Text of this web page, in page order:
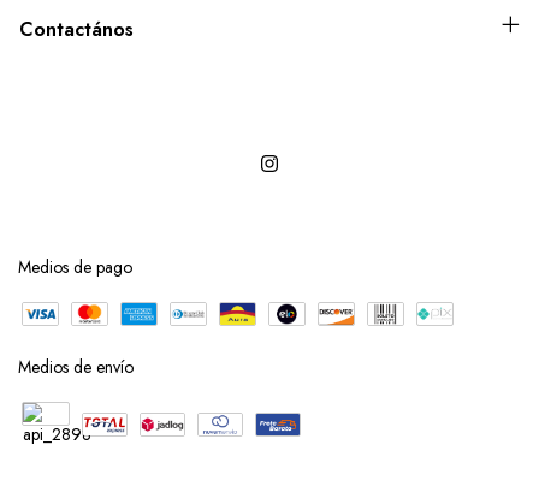
Contactános
Medios de pago
Medios de envío